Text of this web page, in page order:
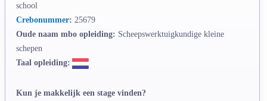
school
Crebonummer: 25679
Oude naam mbo opleiding: Scheepswerktuigkundige kleine
schepen
Taal opleiding:
Kun je makkelijk een stage vinden?